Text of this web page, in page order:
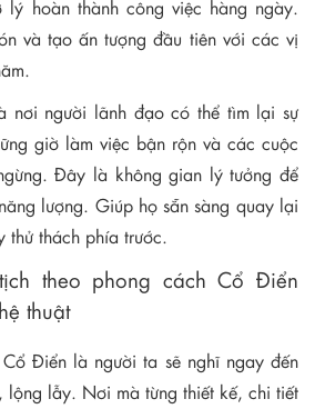
lý hoàn thành công việc hàng ngày.
và tạo ấn tượng đầu tiên với các vị
nơi người lãnh đạo có thể tìm lại sự
giờ làm việc bận rộn và các cuộc
Đây là không gian lý tưởng để
lượng. Giúp họ sẵn sàng quay lại
thử thách phía trước.
theo phong cách Cổ Điển
thuật
Điển là người ta sẽ nghĩ ngay đến
lộng lẫy. Nơi mà từng thiết kế, chi tiết